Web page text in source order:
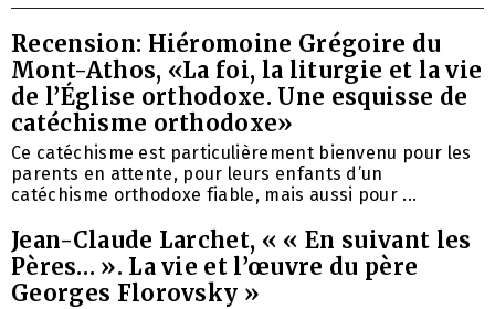
Recension: Hiéromoine Grégoire du
Mont-Athos, «La foi, la liturgie et la vie
de l’Église orthodoxe. Une esquisse de
catéchisme orthodoxe»
Ce catéchisme est particulièrement bienvenu pour les
parents en attente, pour leurs enfants d’un
catéchisme orthodoxe fiable, mais aussi pour ...
Jean-Claude Larchet, « « En suivant les
Pères… ». La vie et l’œuvre du père
Georges Florovsky »